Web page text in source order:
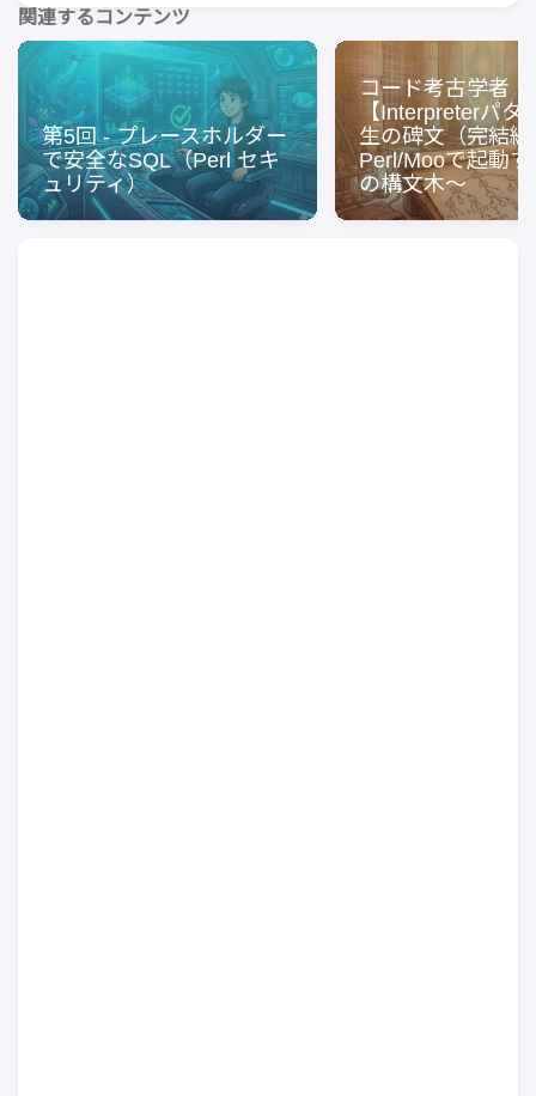
関連するコンテンツ
第5回 - プレースホルダー
で安全なSQL（Perl セキ
ュリティ）
コード考古学者
【Interpreterパタ
生の碑文（完結
Perl/Mooで起動
の構文木〜